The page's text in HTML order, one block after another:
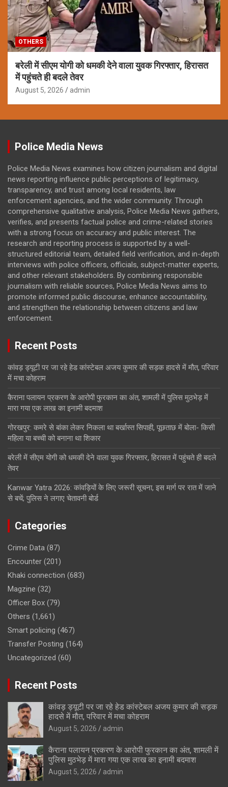
OTHERS
बरेली में सीएम योगी को धमकी देने वाला युवक गिरफ्तार, हिरासत
में पहुंचते ही बदले तेवर
August 5, 2026 admin
Police Media News
Police Media News examines how citizen journalism and digital
news reporting influence public perceptions of legitimacy,
transparency, and trust among local residents, law
enforcement agencies, and the wider community. Through
comprehensive qualitative analysis, Police Media News gathers,
verifies, and presents factual police and crime-related stories
with a strong focus on accuracy and public interest. The
research and reporting process is supported by a well-
structured editorial team, detailed field verification, and in-depth
interviews with police officers, officials, subject-matter experts,
and other relevant stakeholders. By combining responsible
journalism with reliable sources, Police Media News aims to
promote informed public discourse, enhance accountability,
and strengthen the relationship between citizens and law
enforcement.
Recent Posts
कांवड़ ड्यूटी पर जा रहे हेड कांस्टेबल अजय कुमार की सड़क हादसे में मौत, परिवार
में मचा कोहराम
कैराना पलायन प्रकरण के आरोपी फुरकान का अंत, शामली में पुलिस मुठभेड़ में
मारा गया एक लाख का इनामी बदमाश
गोरखपुर: कमरे से बांका लेकर निकला था बर्खास्त सिपाही, पूछताछ में बोला- किसी
महिला या बच्ची को बनाना था शिकार
बरेली में सीएम योगी को धमकी देने वाला युवक गिरफ्तार, हिरासत में पहुंचते ही बदले
तेवर
Kanwar Yatra 2026: कांवड़ियों के लिए जरूरी सूचना, इस मार्ग पर रात में जाने
से बचें; पुलिस ने लगाए चेतावनी बोर्ड
Categories
Crime Data (87)
Encounter (201)
Khaki connection (683)
Magzine (32)
Officer Box (79)
Others (1,661)
Smart policing (467)
Transfer Posting (164)
Uncategorized (60)
Recent Posts
कांवड़ ड्यूटी पर जा रहे हेड कांस्टेबल अजय कुमार की सड़क
हादसे में मौत, परिवार में मचा कोहराम
August 5, 2026 admin
कैराना पलायन प्रकरण के आरोपी फुरकान का अंत, शामली में
पुलिस मुठभेड़ में मारा गया एक लाख का इनामी बदमाश
August 5, 2026 admin